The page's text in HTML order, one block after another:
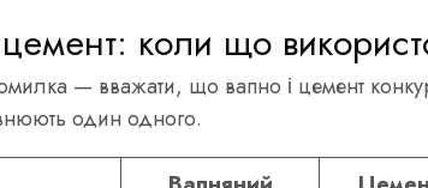
коли що
— вважати, що вапно і цемент
один одного.